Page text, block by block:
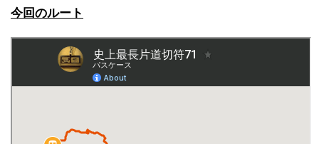
今回のルート